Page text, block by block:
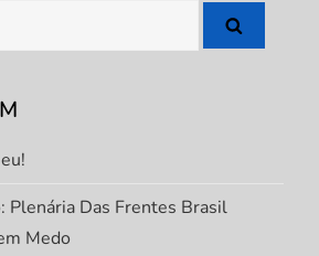
Plenária Das Frentes Brasil
Medo